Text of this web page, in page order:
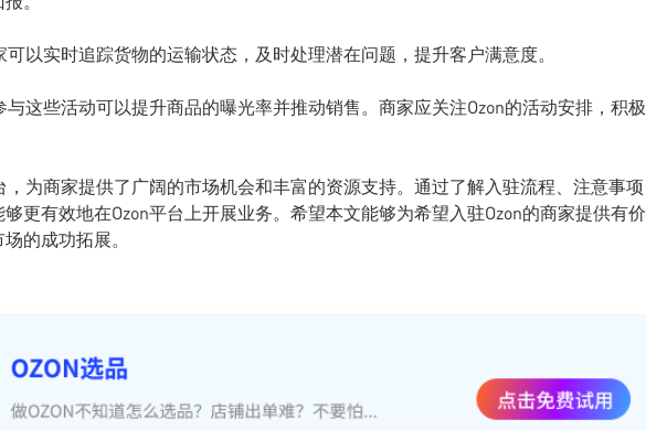
以实时追踪货物的运输状态，及时处理潜在问题，提升客户满意度。
与这些活动可以提升商品的曝光率并推动销售。商家应关注Ozon的活动安排，积极
，为商家提供了广阔的市场机会和丰富的资源支持。通过了解入驻流程、注意事项
更有效地在Ozon平台上开展业务。希望本文能够为希望入驻Ozon的商家提供有价
的成功拓展。